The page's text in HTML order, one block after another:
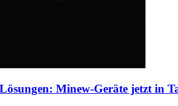
Minew-Geräte jetzt in